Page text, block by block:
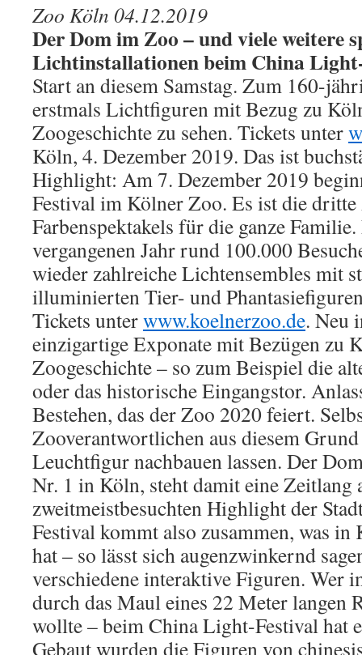
Zoo Köln 04.12.2019
Der Dom im Zoo – und viele weitere
Lichtinstallationen beim China
Start an diesem Samstag. Zum 160-
erstmals Lichtfiguren mit Bezug zu
Zoogeschichte zu sehen. Tickets unter
Köln, 4. Dezember 2019. Das ist
Highlight: Am 7. Dezember 2019
Festival im Kölner Zoo. Es ist die dritte
Farbenspektakels für die ganze
vergangenen Jahr rund 100.000
wieder zahlreiche Lichtensembles mit
illuminierten Tier- und
Tickets unterwww.koelnerzoo.de. Neu
einzigartige Exponate mit Bezügen zu
Zoogeschichte – so zum Beispiel die
oder das historische Eingangstor.
Bestehen, das der Zoo 2020 feiert.
Zooverantwortlichen aus diesem
Leuchtfigur nachbauen lassen. Der
Nr. 1 in Köln, steht damit eine Zeitlang
zweitmeistbesuchten Highlight der
Festival kommt also zusammen, was in
hat – so lässt sich augenzwinkernd
verschiedene interaktive Figuren. Wer
durch das Maul eines 22 Meter langen
wollte – beim China Light-Festival hat
Gebaut wurden die Figuren von